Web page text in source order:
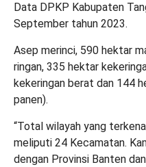
Data DPKP Kabupaten
September tahun 2023.
Asep merinci, 590 hektar
ringan, 335 hektar
kekeringan berat dan 144
panen).
“Total wilayah yang
meliputi 24 Kecamatan.
dengan Provinsi Banten